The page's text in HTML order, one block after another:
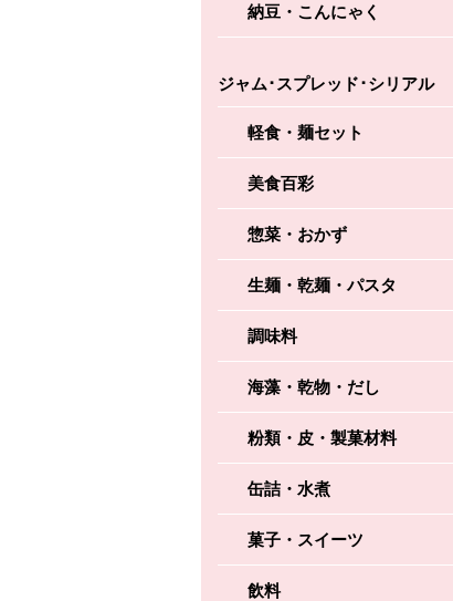
納豆・こんにゃく
ジャム･スプレッド･シリアル
軽食・麺セット
美食百彩
惣菜・おかず
生麺・乾麺・パスタ
調味料
海藻・乾物・だし
粉類・皮・製菓材料
缶詰・水煮
菓子・スイーツ
飲料